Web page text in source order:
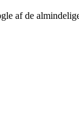
af de